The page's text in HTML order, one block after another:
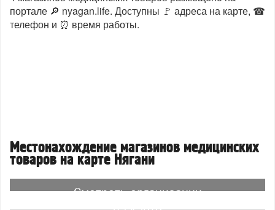
портале 🔎 nyagan.life. Доступны 🚩 адреса на карте, ☎
телефон и ⏰ время работы.
Местонахождение магазинов медицинских
товаров на карте Нягани
Смотреть организации